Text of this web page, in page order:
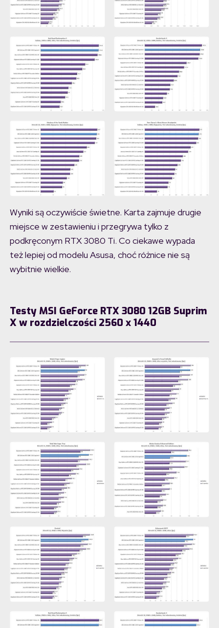
Wyniki są oczywiście świetne. Karta zajmuje drugie
miejsce w zestawieniu i przegrywa tylko z
podkręconym RTX 3080 Ti. Co ciekawe wypada
też lepiej od modelu Asusa, choć różnice nie są
wybitnie wielkie.
Testy MSI GeForce RTX 3080 12GB Suprim
X w rozdzielczości 2560 x 1440